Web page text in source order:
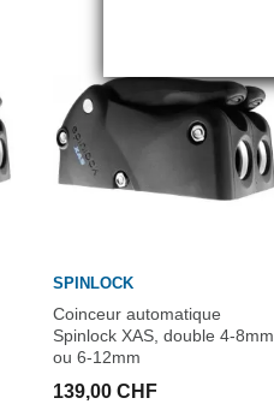
SPINLOCK
Coinceur automatique
Spinlock XAS, double 4-8mm
ou 6-12mm
139,00 CHF